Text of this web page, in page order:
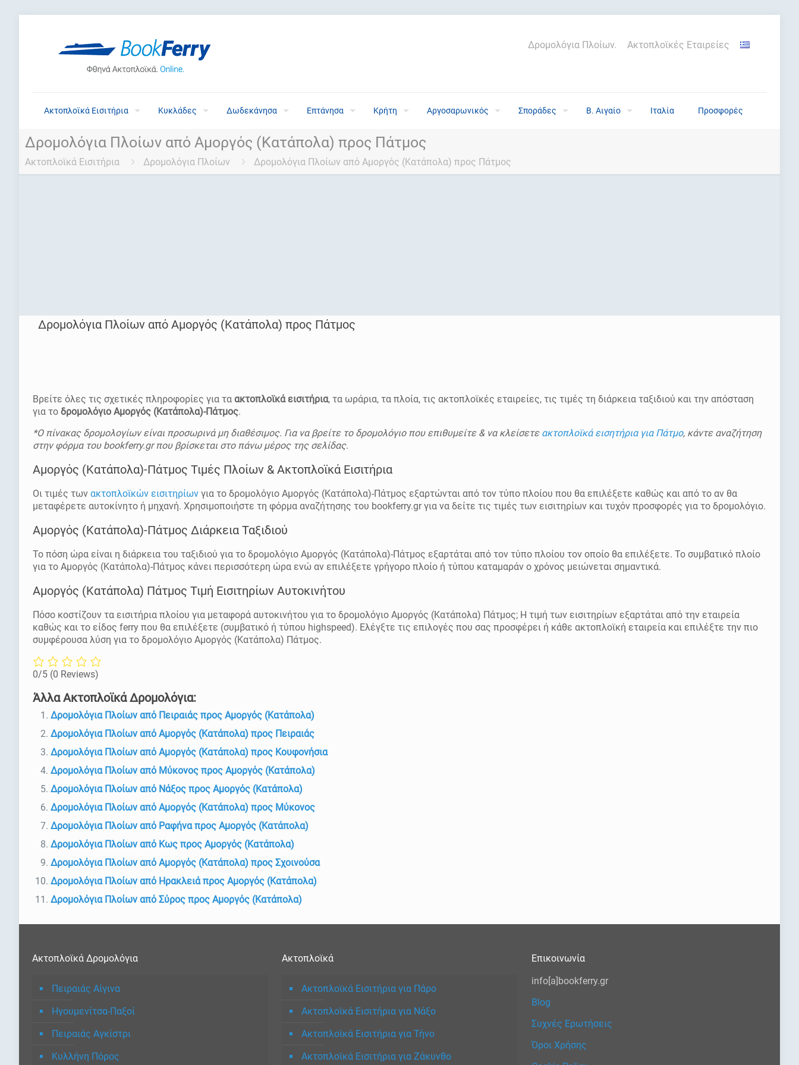
Ακτοπλοϊκά Εισιτήρια Κυκλάδες Δωδεκάνησα Επτάνησα Κρήτη Αργοσαρωνικός Σποράδες Β. Αιγαίο Ιταλία Προσφορές
Δρομολόγια Πλοίων. Ακτοπλοϊκές Εταιρείες
Δρομολόγια Πλοίων από Αμοργός (Κατάπολα) προς Πάτμος
Ακτοπλοϊκά Εισιτήρια Δρομολόγια Πλοίων Δρομολόγια Πλοίων από Αμοργός (Κατάπολα) προς Πάτμος
Δρομολόγια Πλοίων από Αμοργός (Κατάπολα) προς Πάτμος
Βρείτε όλες τις σχετικές πληροφορίες για τα ακτοπλοϊκά εισιτήρια, τα ωράρια, τα πλοία, τις ακτοπλοϊκές εταιρείες, τις τιμές τη διάρκεια ταξιδιού και την απόσταση
για τοδρομολόγιο Αμοργός (Κατάπολα)-Πάτμος.
*Ο πίνακας δρομολογίων είναι προσωρινά μη διαθέσιμος. Για να βρείτε το δρομολόγιο που επιθυμείτε & να κλείσετε ακτοπλοϊκά εισητήρια για Πάτμο, κάντε αναζήτηση
στην φόρμα του bookferry.gr που βρίσκεται στο πάνω μέρος της σελίδας.
Αμοργός (Κατάπολα)-Πάτμος Τιμές Πλοίων & Ακτοπλοϊκά Εισιτήρια
Οι τιμές των ακτοπλοϊκών εισιτηρίωνγια το δρομολόγιο Αμοργός (Κατάπολα)-Πάτμος εξαρτώνται από τον τύπο πλοίου που θα επιλέξετε καθώς και από το αν θα
μεταφέρετε αυτοκίνητο ή μηχανή. Χρησιμοποιήστε τη φόρμα αναζήτησης του bookferry.gr για να δείτε τις τιμές των εισιτηρίων και τυχόν προσφορές για το δρομολόγιο.
Αμοργός (Κατάπολα)-Πάτμος Διάρκεια Ταξιδιού
Το πόση ώρα είναι η διάρκεια του ταξιδιού για το δρομολόγιο Αμοργός (Κατάπολα)-Πάτμος εξαρτάται από τον τύπο πλοίου τον οποίο θα επιλέξετε. Το συμβατικό πλοίο
για το Αμοργός (Κατάπολα)-Πάτμος κάνει περισσότερη ώρα ενώ αν επιλέξετε γρήγορο πλοίο ή τύπου καταμαράν ο χρόνος μειώνεται σημαντικά.
Αμοργός (Κατάπολα) Πάτμος Τιμή Εισιτηρίων Αυτοκινήτου
Πόσο κοστίζουν τα εισιτήρια πλοίου για μεταφορά αυτοκινήτου για το δρομολόγιο Αμοργός (Κατάπολα) Πάτμος; Η τιμή των εισιτηρίων εξαρτάται από την εταιρεία
καθώς και το είδος ferry που θα επιλέξετε (συμβατικό ή τύπου highspeed). Ελέγξτε τις επιλογές που σας προσφέρει ή κάθε ακτοπλοϊκή εταιρεία και επιλέξτε την πιο
συμφέρουσα λύση για το δρομολόγιο Αμοργός (Κατάπολα) Πάτμος.
0/5 (0 Reviews)
Άλλα Ακτοπλοϊκά Δρομολόγια:
Δρομολόγια Πλοίων από Πειραιάς προς Αμοργός (Κατάπολα)
Δρομολόγια Πλοίων από Αμοργός (Κατάπολα) προς Πειραιάς
Δρομολόγια Πλοίων από Αμοργός (Κατάπολα) προς Κουφονήσια
Δρομολόγια Πλοίων από Μύκονος προς Αμοργός (Κατάπολα)
Δρομολόγια Πλοίων από Νάξος προς Αμοργός (Κατάπολα)
Δρομολόγια Πλοίων από Αμοργός (Κατάπολα) προς Μύκονος
Δρομολόγια Πλοίων από Ραφήνα προς Αμοργός (Κατάπολα)
Δρομολόγια Πλοίων από Κως προς Αμοργός (Κατάπολα)
Δρομολόγια Πλοίων από Αμοργός (Κατάπολα) προς Σχοινούσα
Δρομολόγια Πλοίων από Ηρακλειά προς Αμοργός (Κατάπολα)
Δρομολόγια Πλοίων από Σύρος προς Αμοργός (Κατάπολα)
Ακτοπλοϊκά Δρομολόγια
Πειραιάς Αίγινα
Ηγουμενίτσα-Παξοί
Πειραιάς Αγκίστρι
Κυλλήνη Πόρος
Ακτοπλοϊκά
Ακτοπλοϊκά Εισιτήρια για Πάρο
Ακτοπλοϊκά Εισιτήρια για Νάξο
Ακτοπλοϊκά Εισιτήρια για Τήνο
Ακτοπλοϊκά Εισιτήρια για Ζάκυνθο
Επικοινωνία
info[a]bookferry.gr
Blog
Συχνές Ερωτήσεις
Όροι Χρήσης